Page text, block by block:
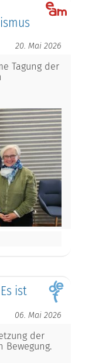
20. Mai 2026
Tagung der
ist
06. Mai 2026
der
Bewegung.